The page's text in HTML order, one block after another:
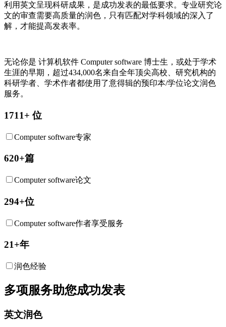
利用英文呈现科研成果，是成功发表的最低要求。专业研究论
文的审查需要高质量的润色，只有匹配对学科领域的深入了
解，才能提高发表率。
无论你是 计算机软件 Computer software 博士生，或处于学术
生涯的早期，超过434,000名来自全年顶尖高校、研究机构的
科研学者、学术作者都使用了意得辑的预印本/学位论文润色
服务。
1711+ 位
Computer software专家
620+篇
Computer software论文
294+位
Computer software作者享受服务
21+年
润色经验
多项服务助您成功发表
英文润色